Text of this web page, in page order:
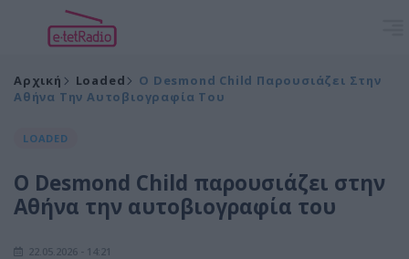
Αρχική Loaded
Ο Desmond Child Παρουσιάζει Στην
Αθήνα Την Αυτοβιογραφία Του
LOADED
Ο Desmond Child παρουσιάζει στην
Αθήνα την αυτοβιογραφία του
22.05.2026 - 14:21